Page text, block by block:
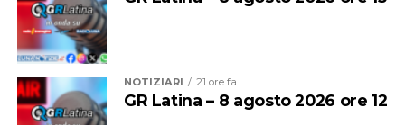
NOTIZIARI 21 ore fa
GR Latina – 8 agosto 2026 ore 12